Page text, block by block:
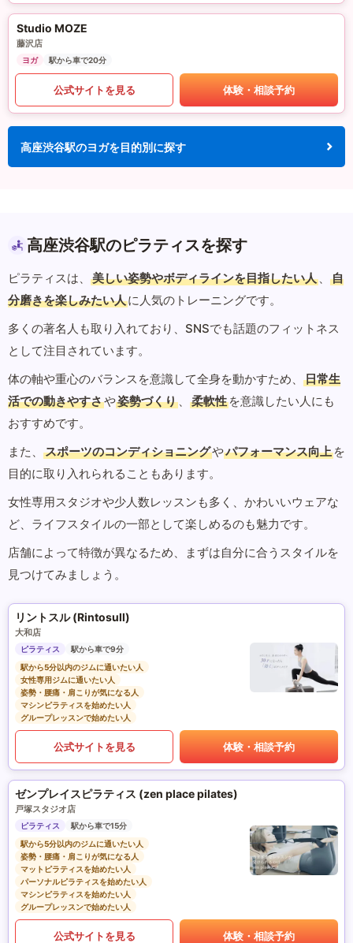
Studio MOZE
藤沢店
ヨガ 駅から車で20分
公式サイトを見る 体験・相談予約
高座渋谷駅のヨガを目的別に探す
高座渋谷駅のピラティスを探す
ピラティスは、 美しい姿勢やボディラインを目指したい人 、
自
分磨きを楽しみたい人に人気のトレーニングです。
多くの著名人も取り入れており、SNSでも話題のフィットネス
として注目されています。
体の軸や重心のバランスを意識して全身を動かすため、
日常生
活での動きやすさや姿勢づくり 、 柔軟性 を意識したい人にも
おすすめです。
また、
スポーツのコンディショニングやパフォーマンス向上 を
目的に取り入れられることもあります。
女性専用スタジオや少人数レッスンも多く、かわいいウェアな
ど、ライフスタイルの一部として楽しめるのも魅力です。
店舗によって特徴が異なるため、まずは自分に合うスタイルを
見つけてみましょう。
リントスル (Rintosull)
大和店
ピラティス
駅から車で9分
駅から5分以内のジムに通いたい人
女性専用ジムに通いたい人
姿勢・腰痛・肩こりが気になる人
マシンピラティスを始めたい人
グループレッスンで始めたい人
公式サイトを見る 体験・相談予約
ゼンプレイスピラティス (zen place pilates)
戸塚スタジオ店
ピラティス
駅から車で15分
駅から5分以内のジムに通いたい人
姿勢・腰痛・肩こりが気になる人
マットピラティスを始めたい人
パーソナルピラティスを始めたい人
マシンピラティスを始めたい人
グループレッスンで始めたい人
公式サイトを見る 体験・相談予約